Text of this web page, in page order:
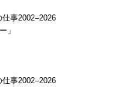
事2002–2026
」
事2002–2026